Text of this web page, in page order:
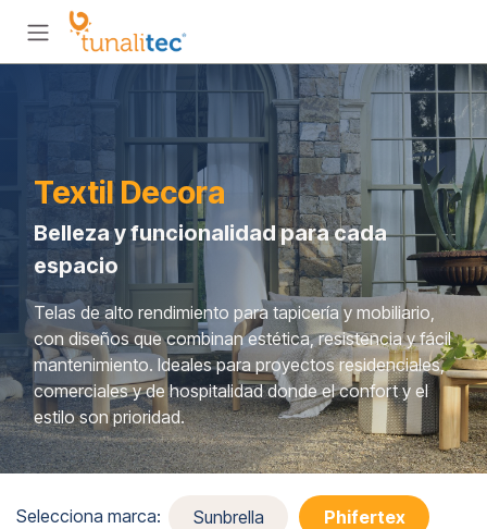
Ir al contenido
Textil Decora
Belleza y funcionalidad para cada
espacio
Telas de alto rendimiento para tapicería y mobiliario,
con diseños que combinan estética, resistencia y fácil
mantenimiento. Ideales para proyectos residenciales,
comerciales y de hospitalidad donde el confort y el
estilo son prioridad.
Selecciona marca: Sunbrella Phifertex